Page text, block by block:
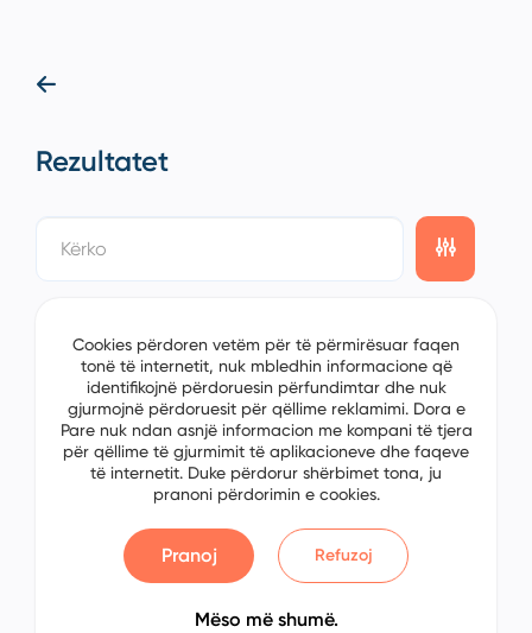
Rezultatet
Cookies përdoren vetëm për të përmirësuar faqen
tonë të internetit, nuk mbledhin informacione që
identifikojnë përdoruesin përfundimtar dhe nuk
gjurmojnë përdoruesit për qëllime reklamimi. Dora e
Pare nuk ndan asnjë informacion me kompani të tjera
për qëllime të gjurmimit të aplikacioneve dhe faqeve
të internetit. Duke përdorur shërbimet tona, ju
pranoni përdorimin e cookies.
Pranoj Refuzoj
Mëso më shumë.